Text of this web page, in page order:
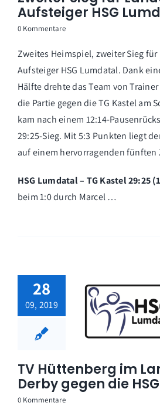
Aufsteiger HSG
0 Kommentare
Zweites Heimspiel, zweiter Sieg
Aufsteiger HSG Lumdatal. Dank
Hälfte drehte das Team von
die Partie gegen die TG Kastel am
kam nach einem 12:14-
29:25-Sieg. Mit 5:3 Punkten liegt
auf einem hervorragenden fünften
HSG Lumdatal – TG Kastel 29:25
beim 1:0 durch Marcel …
28
09, 2019
TV Hüttenberg im
Derby gegen die
0 Kommentare